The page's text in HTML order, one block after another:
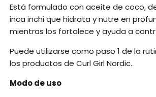
Está formulado con aceite de coco,
inca inchi que hidrata y nutre en
mientras los fortalece y ayuda a
Puede utilizarse como paso 1 de la
los productos de Curl Girl Nordic.
Modo de uso